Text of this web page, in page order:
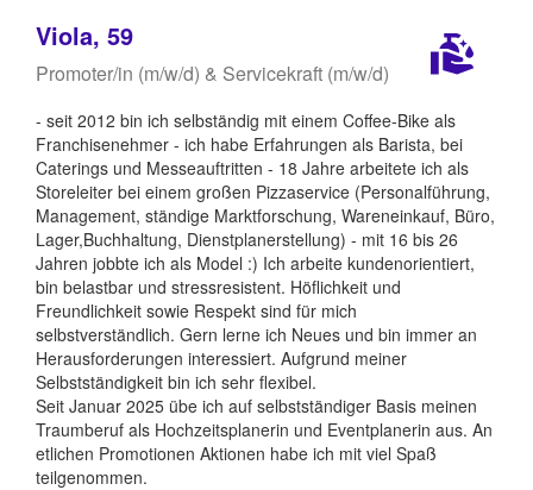
Viola, 59
Promoter/in (m/w/d) & Servicekraft (m/w/d)
- seit 2012 bin ich selbständig mit einem Coffee-Bike als
Franchisenehmer - ich habe Erfahrungen als Barista, bei
Caterings und Messeauftritten - 18 Jahre arbeitete ich als
Storeleiter bei einem großen Pizzaservice (Personalführung,
Management, ständige Marktforschung, Wareneinkauf, Büro,
Lager,Buchhaltung, Dienstplanerstellung) - mit 16 bis 26
Jahren jobbte ich als Model :) Ich arbeite kundenorientiert,
bin belastbar und stressresistent. Höflichkeit und
Freundlichkeit sowie Respekt sind für mich
selbstverständlich. Gern lerne ich Neues und bin immer an
Herausforderungen interessiert. Aufgrund meiner
Selbstständigkeit bin ich sehr flexibel.
Seit Januar 2025 übe ich auf selbstständiger Basis meinen
Traumberuf als Hochzeitsplanerin und Eventplanerin aus. An
etlichen Promotionen Aktionen habe ich mit viel Spaß
teilgenommen.